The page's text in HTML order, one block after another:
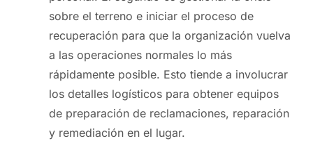
sobre el terreno e iniciar el proceso de
recuperación para que la organización vuelva
a las operaciones normales lo más
rápidamente posible. Esto tiende a involucrar
los detalles logísticos para obtener equipos
de preparación de reclamaciones, reparación
y remediación en el lugar.